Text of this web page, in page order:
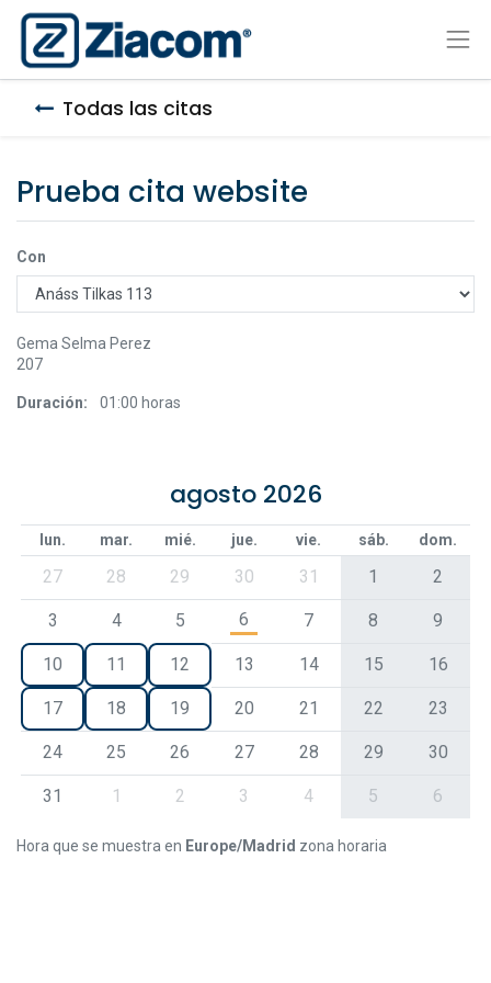
Todas las citas
Prueba cita website
Con
Gema Selma Perez
207
Duración: 01:00 horas
agosto 2026
lun. mar. mié. jue. vie. sáb. dom.
27 28 29 30 31 1 2
3 4 5 6 7 8 9
10 11 12 13 14 15 16
17 18 19 20 21 22 23
24 25 26 27 28 29 30
31 1 2 3 4 5 6
Hora que se muestra en Europe/Madrid zona horaria